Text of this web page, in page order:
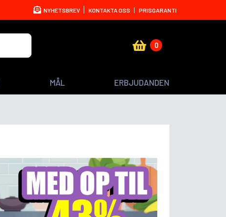
NYHETSBREV KONTAKTA OSS PRISGARANTI
0
MÅL ERBJUDANDEN